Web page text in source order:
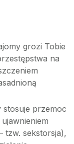
grozi Tobie
na
stosuje przemoc
tzw. sekstorsja),